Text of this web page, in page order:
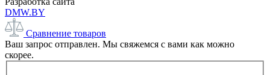
DMW.BY
Сравнение товаров
Ваш запрос отправлен. Мы свяжемся с вами как можно
скорее.